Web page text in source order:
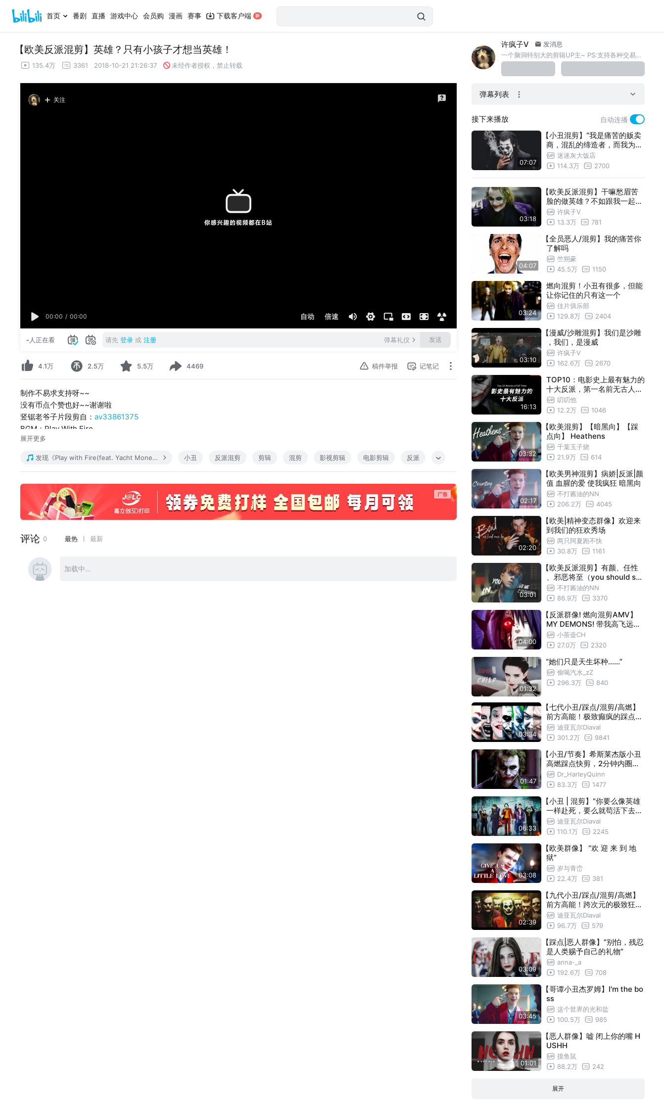
首页 番剧 直播 游戏中心 会员购 漫画 赛事 下载客户端
【欧美反派混剪】英雄？只有小孩子才想当英雄！
135.4万 3361 2018-10-21 21:26:37 未经作者授权，禁止转载
关注
00:00 / 00:00 自动 倍速
-人正在看 请先 登录 或 注册 弹幕礼仪 发送
4.1万 2.5万 5.5万 4469 稿件举报 记笔记
制作不易求支持呀~~
没有币点个赞也好~~谢谢啦
竖锯老爷子片段剪自： av33861375
BGM：Play With Fire
PS：各个电影的名字会发在评论区~~~
展开更多
发现《Play with Fire(feat. Yacht Money)》 小丑 反派混剪 剪辑 混剪 影视剪辑 电影剪辑 反派
许疯子V
发消息
一个脑洞特别大的剪辑UP主~ PS:支持各种交易！！
弹幕列表
接下来播放 自动连播
07:07
【小丑混剪】“我是痛苦的贩卖
商，混乱的缔造者，而我为你
而来”迷迷灰大饭店
114.3万
2700
03:18
【欧美反派混剪】干嘛愁眉苦
脸的做英雄？不如跟我一起疯
狂吧！来，笑一个~~
许疯子V
13.3万
781
04:07
【全员恶人/混剪】我的痛苦你
了解吗
竺朔豪
45.5万
1150
03:24
燃向混剪！小丑有很多，但能
让你记住的只有这一个
佳片俱乐部
129.8万
2404
03:10
【漫威/沙雕混剪】我们是沙雕
，我们，是漫威
许疯子V
162.6万
2670
16:13
TOP10：电影史上最有魅力的
十大反派，第一名前无古人后
无来者
叨叨他
12.2万
1046
03:32
【欧美混剪】【暗黑向】【踩
点向】 Heathens
千葉玉子烧
21.9万
614
02:17
【欧美男神混剪】病娇|反派|颜
值 血腥的爱 使我疯狂 暗黑向
不打酱油的NN
206.2万
4045
02:20
【欧美|精神变态群像】欢迎来
到我们的狂欢秀场
两只阿夏跑不快
30.8万
1161
03:01
【欧美反派混剪】有颜、任性
、邪恶将至（you should see
me in a crown）（包含伪反
派）反派群像
不打酱油的NN
86.9万
3370
04:00
【反派群像! 燃向混剪AMV】
MY DEMONS! 带我高飞远翔
我将引吭高歌！
小茶壶CH
27.0万
2320
01:32
“她们只是天生坏种……”
偷喝汽水_zZ
296.3万
840
03:34
【七代小丑/踩点/混剪/高燃】
前方高能！极致癫疯的踩点盛
宴！用欢乐与笑声感染一切！
！
迪亚瓦尔Diaval
301.2万
9841
01:47
【小丑/节奏】希斯莱杰版小丑
高燃踩点快剪，2分钟内圈不
了粉算我输！
Dr_HarleyQuinn
83.3万
1477
06:33
【小丑 | 混剪】“你要么像英雄
一样赴死，要么就苟活下去，
直至堕入恶人之伍。”
迪亚瓦尔Diaval
110.1万
2245
03:08
【欧美群像】 “欢 迎 来 到 地
狱”
岁与青峦
22.4万
381
02:39
【九代小丑/踩点/混剪/高燃】
前方高能！跨次元的极致狂野
踩点视觉盛宴！莱杰与杰昆无
缝同框！
迪亚瓦尔Diaval
96.7万
579
03:09
【踩点|恶人群像】“别怕，残忍
是人类赐予自己的礼物”
anna-_a
192.6万
708
03:45
【哥谭小丑杰罗姆】I'm the bo
ss
这个世界的光和盐
100.5万
985
01:01
【恶人群像】嘘 闭上你的嘴 H
USHH
摸鱼鼠
88.2万
242
展开